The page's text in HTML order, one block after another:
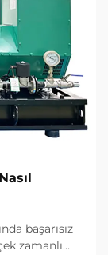
başarısız
zamanlı